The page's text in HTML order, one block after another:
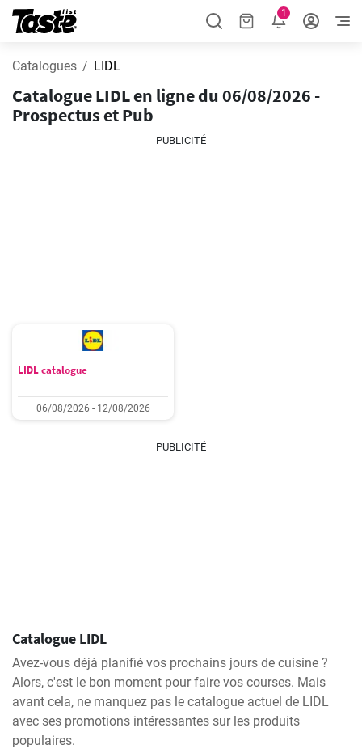
1
Catalogues LIDL
Catalogue LIDL en ligne du 06/08/2026 -
Prospectus et Pub
PUBLICITÉ
LIDL catalogue
06/08/2026 - 12/08/2026
PUBLICITÉ
Catalogue LIDL
Avez-vous déjà planifié vos prochains jours de cuisine ?
Alors, c'est le bon moment pour faire vos courses. Mais
avant cela, ne manquez pas le catalogue actuel de LIDL
avec ses promotions intéressantes sur les produits
populaires.